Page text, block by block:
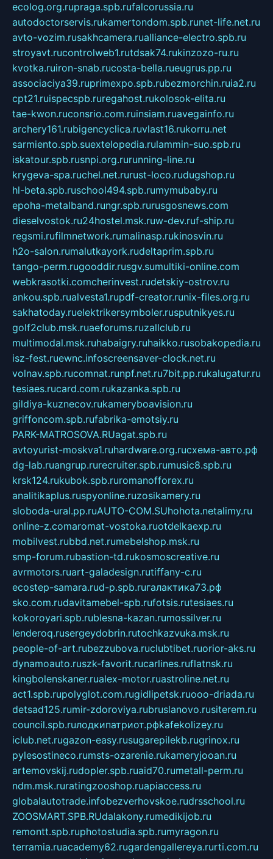
ecolog.org.rupraga.spb.rufalcorussia.ru
autodoctorservis.rukamertondom.spb.runet-life.net.ru
avto-vozim.rusakhcamera.rualliance-electro.spb.ru
stroyavt.rucontrolweb1.rutdsak74.rukinzozo-ru.ru
kvotka.ruiron-snab.rucosta-bella.rueugrus.pp.ru
associaciya39.ruprimexpo.spb.rubezmorchin.ruia2.ru
cpt21.ruispecspb.ruregahost.rukolosok-elita.ru
tae-kwon.ruconsrio.com.ruinsiam.ruavegainfo.ru
archery161.rubigencyclica.ruvlast16.rukorru.net
sarmiento.spb.suextelopedia.rulammin-suo.spb.ru
iskatour.spb.rusnpi.org.rurunning-line.ru
krygeva-spa.ruchel.net.rurust-loco.rudugshop.ru
hl-beta.spb.ruschool494.spb.rumymubaby.ru
epoha-metalband.rungr.spb.rurusgosnews.com
dieselvostok.ru24hostel.msk.ruw-dev.ruf-ship.ru
regsmi.rufilmnetwork.rumalinasp.rukinosvin.ru
h2o-salon.rumalutkayork.rudeltaprim.spb.ru
tango-perm.rugooddir.rusgv.sumultiki-online.com
webkrasotki.comcherinvest.rudetskiy-ostrov.ru
ankou.spb.rualvesta1.rupdf-creator.runix-files.org.ru
sakhatoday.ruelektrikersymboler.rusputnikyes.ru
golf2club.msk.ruaeforums.ruzallclub.ru
multimodal.msk.ruhabaigry.ruhaikko.rusobakopedia.ru
isz-fest.ruewnc.infoscreensaver-clock.net.ru
volnav.spb.rucomnat.runpf.net.ru7bit.pp.rukalugatur.ru
tesiaes.rucard.com.rukazanka.spb.ru
gildiya-kuznecov.rukameryboavision.ru
griffoncom.spb.rufabrika-emotsiy.ru
PARK-MATROSOVA.RUagat.spb.ru
avtoyurist-moskva1.ruhardware.org.ruсхема-авто.рф
dg-lab.ruangrup.rurecruiter.spb.rumusic8.spb.ru
krsk124.rukubok.spb.ruromanofforex.ru
analitikaplus.ruspyonline.ruzosikamery.ru
sloboda-ural.pp.ruAUTO-COM.SUhohota.netalimy.ru
online-z.comaromat-vostoka.ruotdelkaexp.ru
mobilvest.rubbd.net.rumebelshop.msk.ru
smp-forum.rubastion-td.rukosmoscreative.ru
avrmotors.ruart-galadesign.rutiffany-c.ru
ecostep-samara.rud-p.spb.ruгалактика73.рф
sko.com.rudavitamebel-spb.rufotsis.rutesiaes.ru
kokoroyari.spb.rublesna-kazan.rumossilver.ru
lenderoq.rusergeydobrin.rutochkazvuka.msk.ru
people-of-art.rubezzubova.ruclubtibet.ruorior-aks.ru
dynamoauto.ruszk-favorit.rucarlines.ruflatnsk.ru
kingbolenskaner.rualex-motor.ruastroline.net.ru
act1.spb.rupolyglot.com.rugidlipetsk.ruooo-driada.ru
detsad125.rumir-zdoroviya.rubruslanovo.rusiterem.ru
council.spb.ruлодкипатриот.рфkafekolizey.ru
iclub.net.rugazon-easy.rusugarepilekb.rugrinox.ru
pylesostineco.rumsts-ozarenie.rukameryjooan.ru
artemovskij.rudopler.spb.ruaid70.rumetall-perm.ru
ndm.msk.ruratingzooshop.ruapiaccess.ru
globalautotrade.infobezverhovskoe.rudrsschool.ru
ZOOSMART.SPB.RUdalakony.rumedikijob.ru
remontt.spb.ruphotostudia.spb.rumyragon.ru
terramia.ruacademy62.rugardengallereya.rurti.com.ru